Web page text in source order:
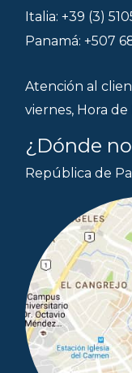
Italia: +39 (3)
Panamá: +507
Atención al
viernes, Hora de
¿Dónde
República de